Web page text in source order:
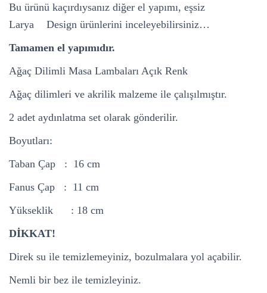
Bu ürünü kaçırdıysanız diğer el yapımı, eşsiz
Larya
Design ürünlerini inceleyebilirsiniz…
Tamamen el yapımıdır.
Ağaç Dilimli Masa Lambaları Açık Renk
Ağaç dilimleri ve akrilik malzeme ile çalışılmıştır.
2 adet aydınlatma set olarak gönderilir.
Boyutları:
Taban Çap : 16 cm
Fanus Çap : 11 cm
Yükseklik : 18 cm
DİKKAT!
Direk su ile temizlemeyiniz, bozulmalara yol açabilir.
Nemli bir bez ile temizleyiniz.